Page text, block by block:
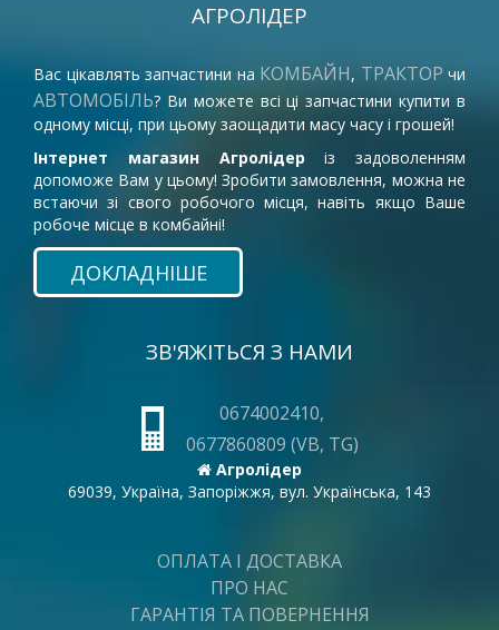
АГРОЛІДЕР
Вас цікавлять запчастини на КОМБАЙН, ТРАКТОР чи
АВТОМОБІЛЬ? Ви можете всі ці запчастини купити в
одному місці, при цьому заощадити масу часу і грошей!
Інтернет магазин Агролідер із задоволенням
допоможе Вам у цьому! Зробити замовлення, можна не
встаючи зі свого робочого місця, навіть якщо Ваше
робоче місце в комбайні!
ДОКЛАДНІШЕ
ЗВ'ЯЖІТЬСЯ З НАМИ
0674002410,
0677860809 (VB, TG)
Агролідер
69039, Україна, Запоріжжя, вул. Українська, 143
ОПЛАТА І ДОСТАВКА
ПРО НАС
ГАРАНТІЯ ТА ПОВЕРНЕННЯ